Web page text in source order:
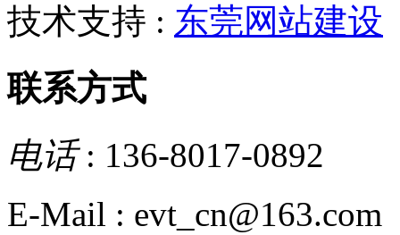
技术支持 : 东莞网站建设
联系方式
电话: 136-8017-0892
E-Mail : evt_cn@163.com